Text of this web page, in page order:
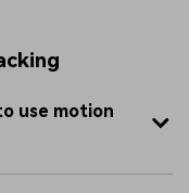
use motion